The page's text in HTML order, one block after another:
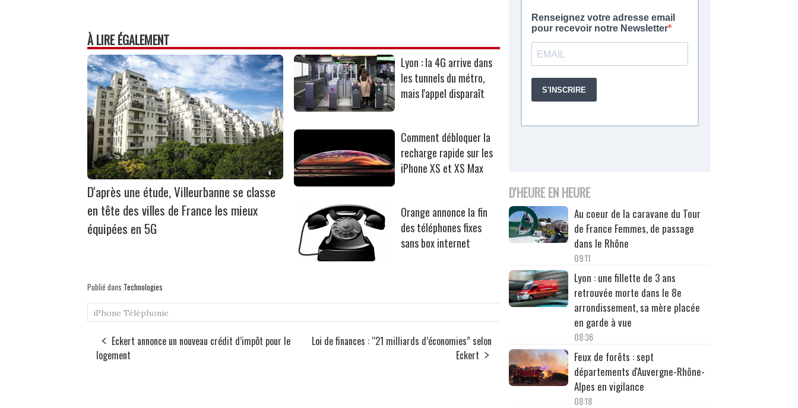
À LIRE ÉGALEMENT
D'après une étude, Villeurbanne se classe
en tête des villes de France les mieux
équipées en 5G
Lyon : la 4G arrive dans
les tunnels du métro,
mais l'appel disparaît
Comment débloquer la
recharge rapide sur les
iPhone XS et XS Max
Orange annonce la fin
des téléphones fixes
sans box internet
Publié dans Technologies
iPhone Téléphonie
Eckert annonce un nouveau crédit d’impôt pour le
logement
Loi de finances : “21 milliards d’économies” selon
Eckert
D'HEURE EN HEURE
Au coeur de la caravane du Tour
de France Femmes, de passage
dans le Rhône
09:11
Lyon : une fillette de 3 ans
retrouvée morte dans le 8e
arrondissement, sa mère placée
en garde à vue
08:36
Feux de forêts : sept
départements d'Auvergne-Rhône-
Alpes en vigilance
08:18